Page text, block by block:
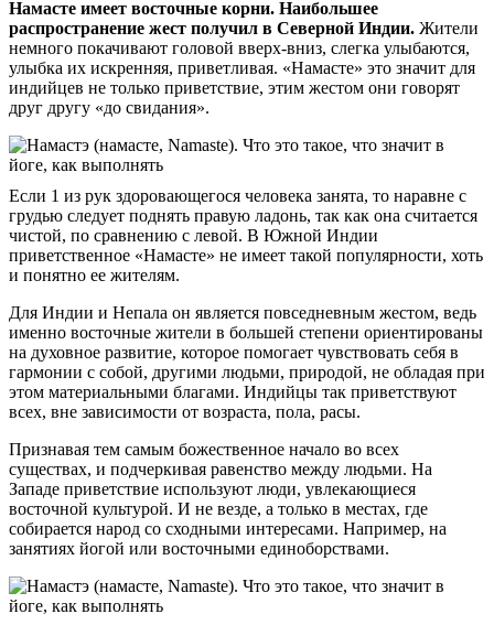
Намасте имеет восточные корни. Наибольшее
распространение жест получил в Северной Индии. Жители
немного покачивают головой вверх-вниз, слегка улыбаются,
улыбка их искренняя, приветливая. «Намасте» это значит для
индийцев не только приветствие, этим жестом они говорят
друг другу «до свидания».
Если 1 из рук здоровающегося человека занята, то наравне с
грудью следует поднять правую ладонь, так как она считается
чистой, по сравнению с левой. В Южной Индии
приветственное «Намасте» не имеет такой популярности, хоть
и понятно ее жителям.
Для Индии и Непала он является повседневным жестом, ведь
именно восточные жители в большей степени ориентированы
на духовное развитие, которое помогает чувствовать себя в
гармонии с собой, другими людьми, природой, не обладая при
этом материальными благами. Индийцы так приветствуют
всех, вне зависимости от возраста, пола, расы.
Признавая тем самым божественное начало во всех
существах, и подчеркивая равенство между людьми. На
Западе приветствие используют люди, увлекающиеся
восточной культурой. И не везде, а только в местах, где
собирается народ со сходными интересами. Например, на
занятиях йогой или восточными единоборствами.